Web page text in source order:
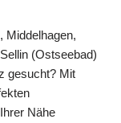
Middelhagen,
(Ostseebad)
gesucht? Mit
Nähe